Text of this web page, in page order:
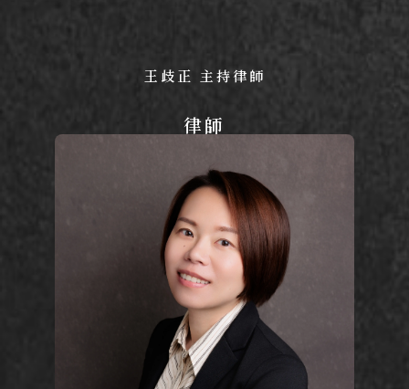
王歧正 主持律師
律師